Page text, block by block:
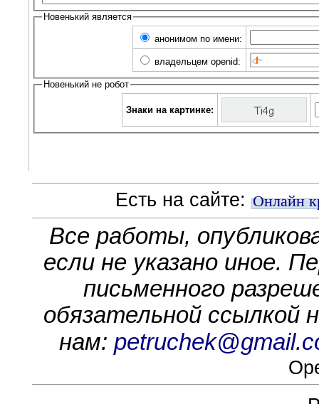
Новенький является
анонимом по имени:
владельцем openid:
Новенький не робот
Знаки на картинке:
Есть на сайте: Онлайн
Все работы,
если не указано иное.
письменного
обязательной ссылкой
нам: